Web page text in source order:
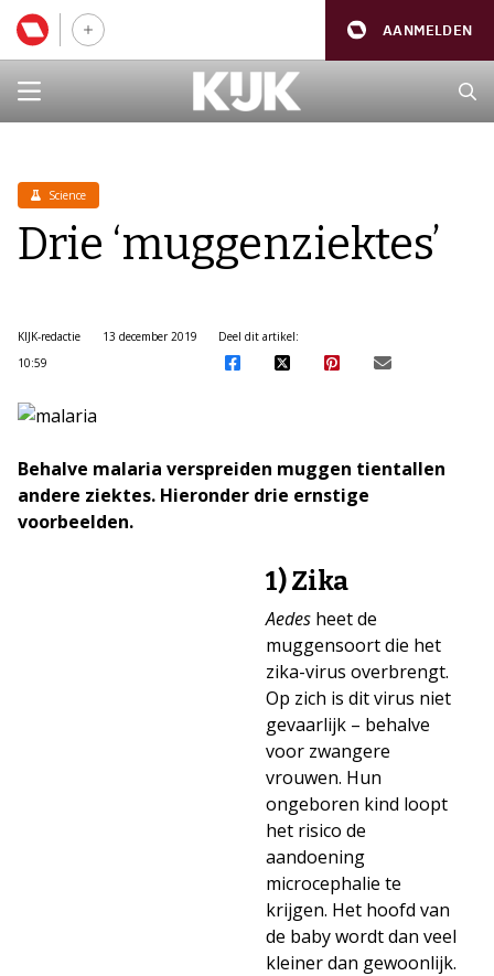
AANMELDEN
Science
Drie ‘muggenziektes’
KIJK-redactie
13 december 2019
10:59
Deel dit artikel:
Behalve malaria verspreiden muggen tientallen
andere ziektes. Hieronder drie ernstige
voorbeelden.
1) Zika
Aedes heet de
muggensoort die het
zika-virus overbrengt.
Op zich is dit virus niet
gevaarlijk – behalve
voor zwangere
vrouwen. Hun
ongeboren kind loopt
het risico de
aandoening
microcephalie te
krijgen. Het hoofd van
de baby wordt dan veel
kleiner dan gewoonlijk.